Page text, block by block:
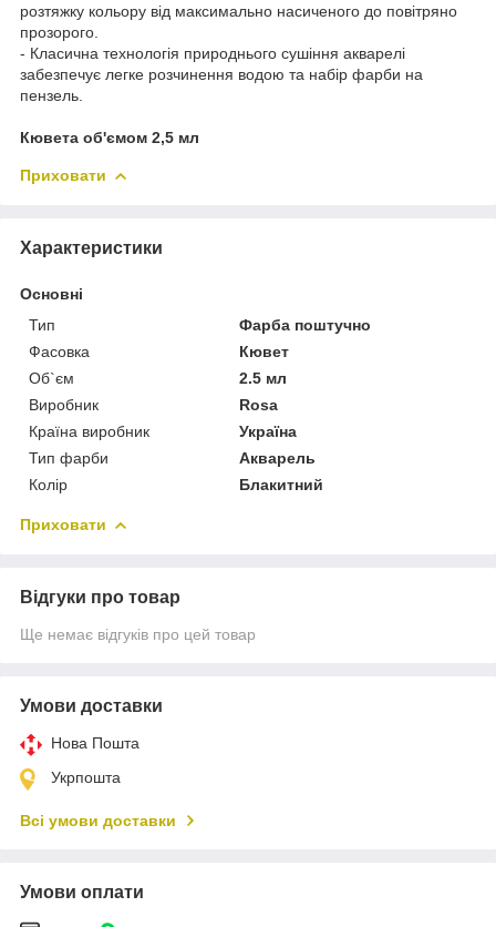
розтяжку кольору від максимально насиченого до повітряно
прозорого.
- Класична технологія природнього сушіння акварелі
забезпечує легке розчинення водою та набір фарби на
пензель.
Кювета об'ємом 2,5 мл
Приховати
Характеристики
Основні
Тип
Фарба поштучно
Фасовка
Кювет
Об`єм
2.5 мл
Виробник
Rosa
Країна виробник
Україна
Тип фарби
Акварель
Колір
Блакитний
Приховати
Відгуки про товар
Ще немає відгуків про цей товар
Умови доставки
Нова Пошта
Укрпошта
Всі умови доставки
Умови оплати